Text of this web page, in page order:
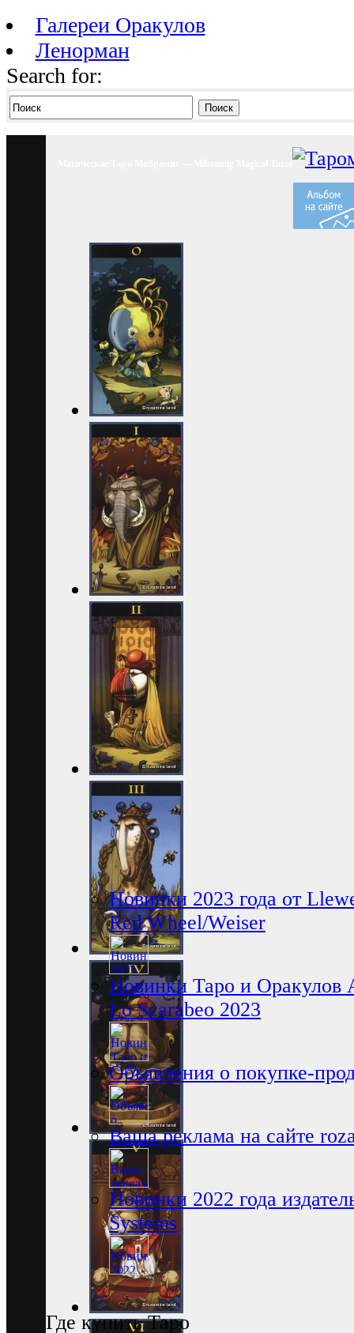
Галереи Оракулов
Ленорман
Search for:
Поиск
Новинки 2023 года от
Red Wheel/Weiser
Новинки Таро и
Lo Scarabeo 2023
Объявления о покупке-
Ваша реклама на сайте
Новинки 2022 года
Systems
Где купить Таро